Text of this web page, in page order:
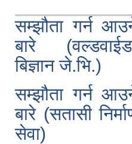
सम्झौता गर्न
बारे
बिज्ञान जे.भि.)
सम्झौता गर्न
बारे (सतासी
सेवा)